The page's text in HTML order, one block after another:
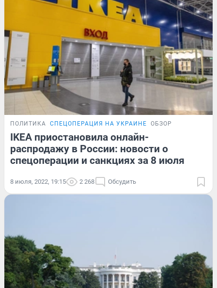
ПОЛИТИКА СПЕЦОПЕРАЦИЯ НА УКРАИНЕ ОБЗОР
IKEA приостановила онлайн-
распродажу в России: новости о
спецоперации и санкциях за 8 июля
8 июля, 2022, 19:15 2 268 Обсудить